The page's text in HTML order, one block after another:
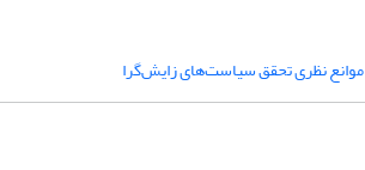
موانع نظری تحقق سیاست‌های زایش‌گرا